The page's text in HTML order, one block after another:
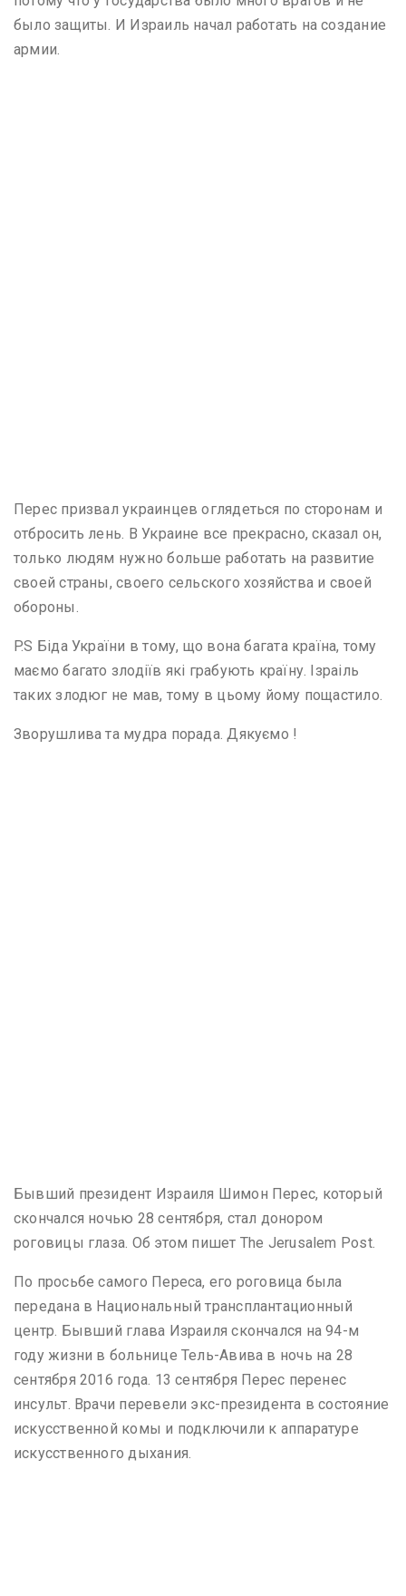
было защиты. И Израиль начал работать на создание
армии.
Перес призвал украинцев оглядеться по сторонам и
отбросить лень. В Украине все прекрасно, сказал он,
только людям нужно больше работать на развитие
своей страны, своего сельского хозяйства и своей
обороны.
P.S Біда України в тому, що вона багата країна, тому
маємо багато злодіїв які грабують країну. Ізраіль
таких злодюг не мав, тому в цьому йому пощастило.
Зворушлива та мудра порада. Дякуємо !
Бывший президент Израиля Шимон Перес, который
скончался ночью 28 сентября, стал донором
роговицы глаза. Об этом пишет The Jerusalem Post.
По просьбе самого Переса, его роговица была
передана в Национальный трансплантационный
центр. Бывший глава Израиля скончался на 94-м
году жизни в больнице Тель-Авива в ночь на 28
сентября 2016 года. 13 сентября Перес перенес
инсульт. Врачи перевели экс-президента в состояние
искусственной комы и подключили к аппаратуре
искусственного дыхания.